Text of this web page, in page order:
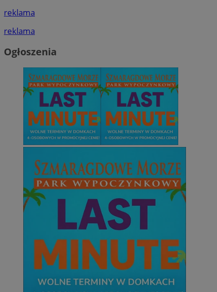
reklama
reklama
Ogłoszenia